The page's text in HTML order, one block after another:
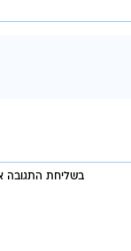
בשליחת התגובה